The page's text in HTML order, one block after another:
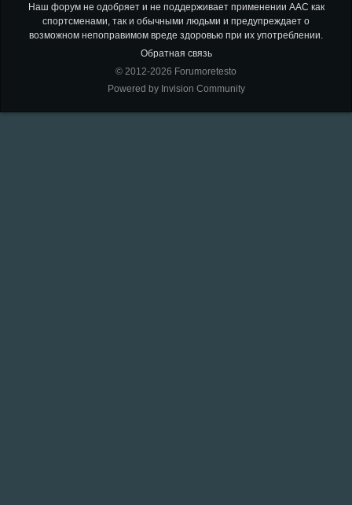
Наш форум не одобряет и не поддерживает применении ААС как
спортсменами, так и обычными людьми и предупреждает о
возможном непоправимом вреде здоровью при их употреблении.
Обратная связь
© 2012-2026 Forumoretesto
Powered by Invision Community